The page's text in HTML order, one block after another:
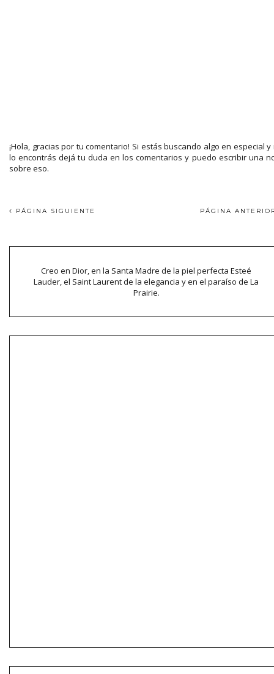
¡Hola, gracias por tu comentario! Si estás buscando algo en especial y
lo encontrás dejá tu duda en los comentarios y puedo escribir una
sobre eso.
PÁGINA SIGUIENTE PÁGINA
Creo en Dior, en la Santa Madre de la piel perfecta Esteé
Lauder, el Saint Laurent de la elegancia y en el paraíso de La
Prairie.